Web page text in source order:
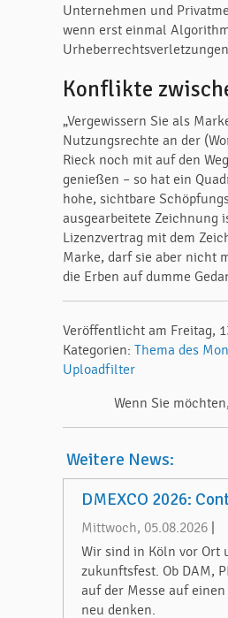
Unternehmen und
wenn erst einmal
Konflikte
„Vergewissern Sie als
Nutzungsrechte an der
Rieck noch mit auf den
genießen – so hat ein
hohe, sichtbare
ausgearbeitete Zeichnung
Lizenzvertrag mit dem
Marke, darf sie aber nicht
die Erben auf dumme
Veröffentlicht am Freitag,
Kategorien:Thema des
Uploadfilter
Wenn Sie
Weitere News:
DMEXCO 2026:
Mittwoch, 05.08.2026
Wir sind in Köln vor Ort
zukunftsfest. Ob DAM,
auf der Messe auf
neu denken.